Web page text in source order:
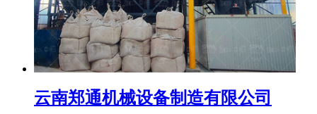
云南郑通机械设备制造有限公司